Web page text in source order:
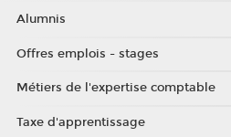
Alumnis
Offres emplois - stages
Métiers de l'expertise comptable
Taxe d'apprentissage